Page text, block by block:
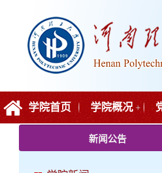
学院首页 学院概况 +
新闻公告